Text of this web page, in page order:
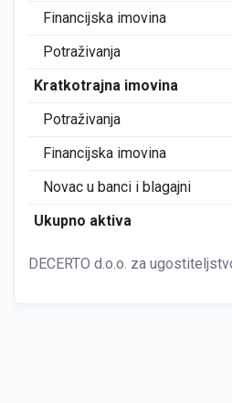
Financijska imovina
Potraživanja
Kratkotrajna imovina
Potraživanja
Financijska imovina
Novac u banci i blagajni
Ukupno aktiva
DECERTO d.o.o. za